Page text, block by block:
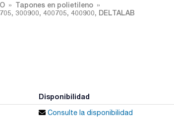
Tapones en polietileno
300900, 400705, 400900, DELTALAB
Disponibilidad
Consulte la disponibilidad